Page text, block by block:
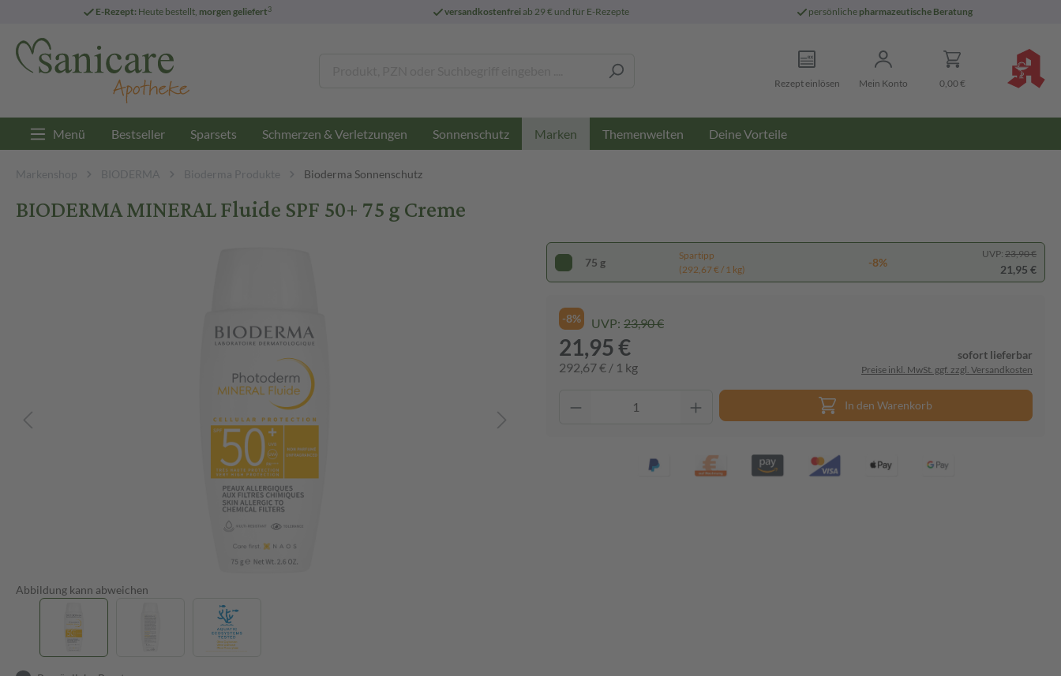
E-Rezept: Heute bestellt, morgen geliefert3 versandkostenfreiab 29 € und für E-Rezepte persönliche pharmazeutische Beratung
Rezept einlösen Mein Konto 0,00 €
Menü Bestseller Sparsets Schmerzen & Verletzungen Sonnenschutz Marken Themenwelten Deine Vorteile
Markenshop BIODERMA Bioderma Produkte Bioderma Sonnenschutz
BIODERMA MINERAL Fluide SPF 50+ 75 g Creme
Abbildung kann abweichen
75 g
Spartipp
(292,67 € / 1 kg)
-8%
UVP: 23,90 €
21,95 €
-8% UVP: 23,90 €
21,95 €
292,67 € / 1 kg
sofort lieferbar
Preise inkl. MwSt. ggf. zzgl. Versandkosten
In den Warenkorb